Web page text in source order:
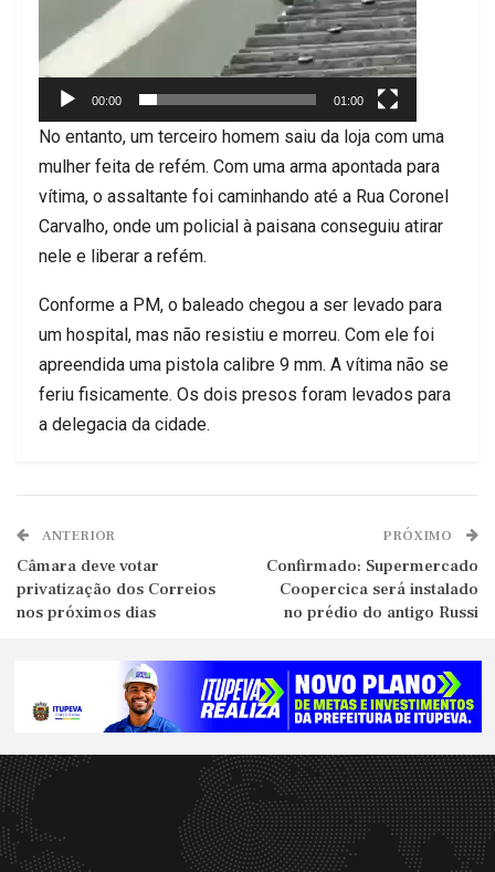
00:00 01:00
No entanto, um terceiro homem saiu da loja com uma
mulher feita de refém. Com uma arma apontada para
vítima, o assaltante foi caminhando até a Rua Coronel
Carvalho, onde um policial à paisana conseguiu atirar
nele e liberar a refém.
Conforme a PM, o baleado chegou a ser levado para
um hospital, mas não resistiu e morreu. Com ele foi
apreendida uma pistola calibre 9 mm. A vítima não se
feriu fisicamente. Os dois presos foram levados para
a delegacia da cidade.
ANTERIOR
Câmara deve votar
privatização dos Correios
nos próximos dias
PRÓXIMO
Confirmado: Supermercado
Coopercica será instalado
no prédio do antigo Russi